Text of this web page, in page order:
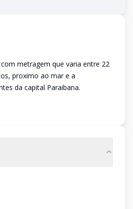
metragem que varia entre 22
proximo ao mar e a
da capital Paraibana.